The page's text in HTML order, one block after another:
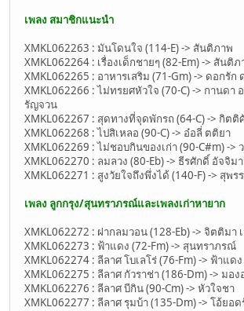
เพลง สมาชิกแนะนำ
XMKL062263 : มันโดนใจ (114-E) -> สันติภาพ
XMKL062264 : เรื่องเด็กชายๆ (82-Em) -> สันติภ
XMKL062265 : อาหารเสริม (71-Gm) -> ดอกรัก
XMKL062266 : ไม่ทรยศหัวใจ (70-C) -> กานดา
รัญจวน
XMKL062267 : สุดทางที่จุดพักรถ (64-C) -> กิต
XMKL062268 : ไปสิเหลอ (90-C) -> อ๋อลี่ ตติยา
XMKL062269 : ไม่ชอบกินของเก่า (90-C#m) ->
XMKL062270 : ลมลวง (80-Eb) -> ธีรศักดิ์ อัจจิม
XMKL062271 : สูงวัยใจถึงพึ่งได้ (140-F) -> สุพ
เพลง ลูกกรุง/สุนทราภรณ์และเพลงเก่าหายาก
XMKL062272 : ฝากลมวอน (128-Eb) -> จิตติมา
XMKL062273 : ฟ้าแดง (72-Fm) -> สุนทราภรณ์
XMKL062274 : ลีลาศ โบเลโร่ (76-Fm) -> ฟ้าแดง
XMKL062275 : ลีลาศ กัวราช่า (186-Dm) -> มอง
XMKL062276 : ลีลาศ บีกิน (90-Cm) -> หัวใจชา
XMKL062277 : ลีลาศ รุมบ้า (135-Dm) -> โอ้ยอด